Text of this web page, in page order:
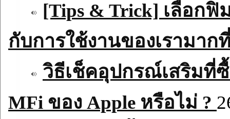
[Tips & Trick] เลือกฟิ
กับการใช้งานของเรามา
วิธีเช็คอุปกรณ์เสริมที่
MFi ของ Apple หรือไม่ ?